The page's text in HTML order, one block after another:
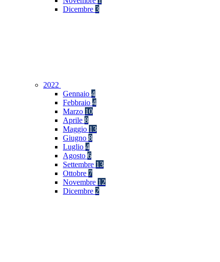
Dicembre 3
2022
Gennaio 4
Febbraio 4
Marzo 10
Aprile 8
Maggio 13
Giugno 8
Luglio 4
Agosto 6
Settembre 13
Ottobre 7
Novembre 12
Dicembre 2